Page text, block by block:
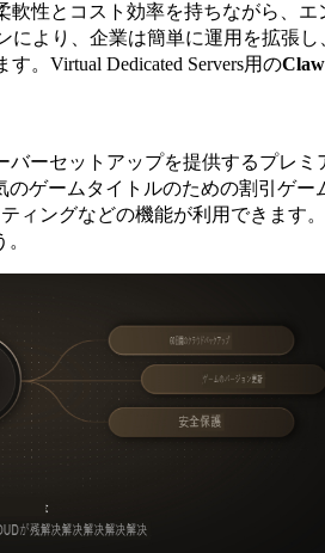
軟性とコスト効率を持ちながら、
より、企業は簡単に運用を拡張し
。Virtual Dedicated Servers用の
ーセットアップを提供するプレミ
のゲームタイトルのための割引ゲー
ィングなどの機能が利用できます